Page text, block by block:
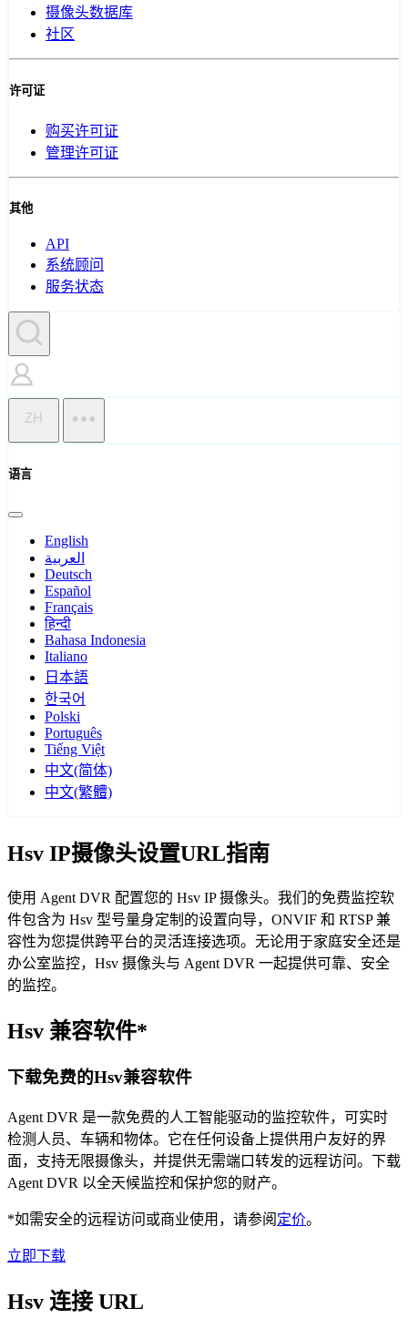
摄像头数据库
社区
许可证
购买许可证
管理许可证
其他
API
系统顾问
服务状态
ZH
语言
English
العربية
Deutsch
Español
Français
हिन्दी
Bahasa Indonesia
Italiano
日本語
한국어
Polski
Português
Tiếng Việt
中文(简体)
中文(繁體)
Hsv IP摄像头设置URL指南
使用 Agent DVR 配置您的 Hsv IP 摄像头。我们的免费监控软
件包含为 Hsv 型号量身定制的设置向导，ONVIF 和 RTSP 兼
容性为您提供跨平台的灵活连接选项。无论用于家庭安全还是
办公室监控，Hsv 摄像头与 Agent DVR 一起提供可靠、安全
的监控。
Hsv 兼容软件*
下载免费的Hsv兼容软件
Agent DVR 是一款免费的人工智能驱动的监控软件，可实时
检测人员、车辆和物体。它在任何设备上提供用户友好的界
面，支持无限摄像头，并提供无需端口转发的远程访问。下载
Agent DVR 以全天候监控和保护您的财产。
*如需安全的远程访问或商业使用，请参阅 定价。
立即下载
Hsv 连接 URL